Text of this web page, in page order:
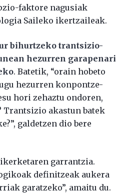
faktore nagusiak
Saileko ikertzaileak.
bihurtzeko trantsizio-
hezurren garapenari
. Batetik, “orain hobeto
hezurren konpontze-
hori zehaztu ondoren,
akastun batek
galdetzen dio bere
garrantzia.
definitzeak aukera
garatzeko”, amaitu du.